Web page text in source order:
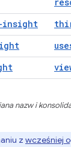
nazw i
z wcześniej